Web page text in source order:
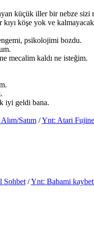
küçük iller bir nebze
kıyı köşe yok ve
psikolojimi bozdu.
mecalim kaldı ne isteğim.
iyi geldi bana.
Satım/Ynt: Atari
Sohbet/Ynt: Babami